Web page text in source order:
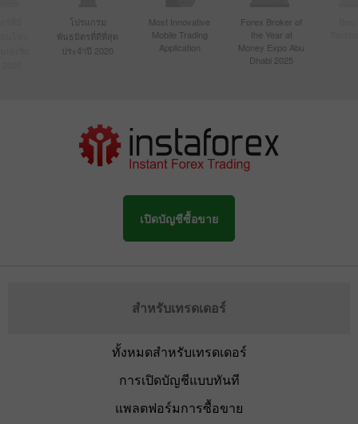
โปรแกรม
พันธมิตรที่ดีที่สุด
ประจำปี 2020
Most Innovative
Mobile Trading
Application
Forex Broker of
the Year at
Money Expo Abu
Dhabi 2025
เปิดบัญชีซื้อขาย
สำหรับเทรดเดอร์
ทั้งหมดสำหรับเทรดเดอร์
การเปิดบัญชีแบบทันที
แพลตฟอร์มการซื้อขาย